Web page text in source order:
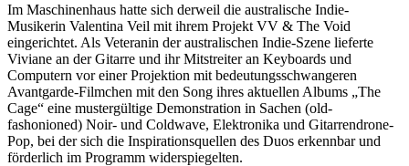
Im Maschinenhaus hatte sich derweil die australische Indie-
Musikerin Valentina Veil mit ihrem Projekt VV & The Void
eingerichtet. Als Veteranin der australischen Indie-Szene lieferte
Viviane an der Gitarre und ihr Mitstreiter an Keyboards und
Computern vor einer Projektion mit bedeutungsschwangeren
Avantgarde-Filmchen mit den Song ihres aktuellen Albums „The
Cage“ eine mustergültige Demonstration in Sachen (old-
fashonioned) Noir- und Coldwave, Elektronika und Gitarrendrone-
Pop, bei der sich die Inspirationsquellen des Duos erkennbar und
förderlich im Programm widerspiegelten.